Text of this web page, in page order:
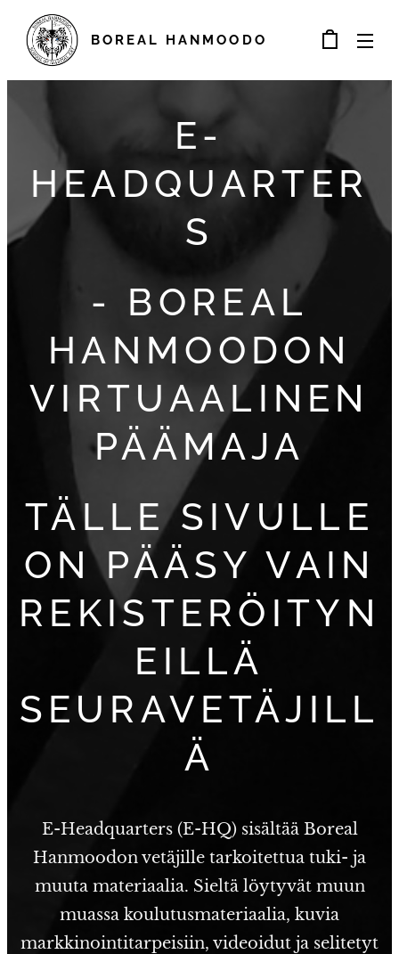
BOREAL HANMOODO
E-
HEADQUARTER
S
- BOREAL
HANMOODON
VIRTUAALINEN
PÄÄMAJA
TÄLLE SIVULLE
ON PÄÄSY VAIN
REKISTERÖITYN
EILLÄ
SEURAVETÄJILL
Ä
E-Headquarters (E-HQ) sisältää Boreal
Hanmoodon vetäjille tarkoitettua tuki- ja
muuta materiaalia. Sieltä löytyvät muun
muassa koulutusmateriaalia, kuvia
markkinointitarpeisiin, videoidut ja selitetyt